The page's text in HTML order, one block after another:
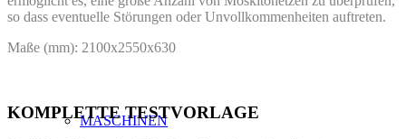
MASCHINEN
so dass eventuelle Störungen oder Unvollkommenheiten auftreten.
Maße (mm): 2100x2550x630
KOMPLETTE TESTVORLAGE